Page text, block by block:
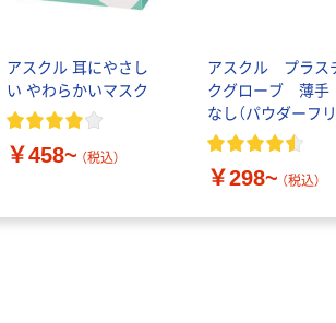
アスクル 耳にやさし
い やわらかいマスク
￥458~ （税込）
アスクル プラス
クグローブ 薄
なし（パウダーフリ
￥298~ （税込）